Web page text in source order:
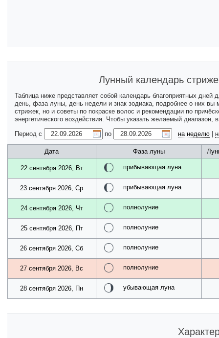
Лунный календарь
Таблица ниже представляет собой календарь благоприятных
день, фаза луны, день недели и знак зодиака, подробнее о них вы
стрижек, но и советы по покраске волос и рекомендации по
энергетического воздействия. Чтобы указать желаемый
Период с
по на неделю
Дата Фаза луны
22 сентября 2026, Вт прибывающая луна
23 сентября 2026, Ср прибывающая луна
24 сентября 2026, Чт полнолуние
25 сентября 2026, Пт полнолуние
26 сентября 2026, Сб полнолуние
27 сентября 2026, Вс полнолуние
28 сентября 2026, Пн убывающая луна